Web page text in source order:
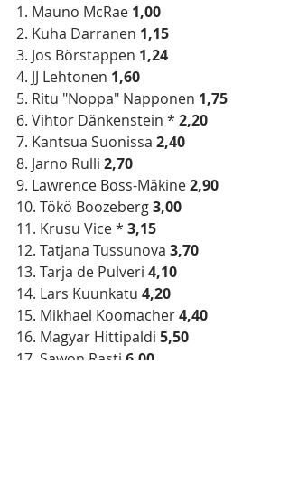
1. Mauno McRae 1,00
2. Kuha Darranen 1,15
3. Jos Börstappen 1,24
4. JJ Lehtonen 1,60
5. Ritu "Noppa" Napponen 1,75
6. Vihtor Dänkenstein * 2,20
7. Kantsua Suonissa 2,40
8. Jarno Rulli 2,70
9. Lawrence Boss-Mäkine 2,90
10. Tökö Boozeberg 3,00
11. Krusu Vice * 3,15
12. Tatjana Tussunova 3,70
13. Tarja de Pulveri 4,10
14. Lars Kuunkatu 4,20
15. Mikhael Koomacher 4,40
16. Magyar Hittipaldi 5,50
17. Sawon Rasti 6,00